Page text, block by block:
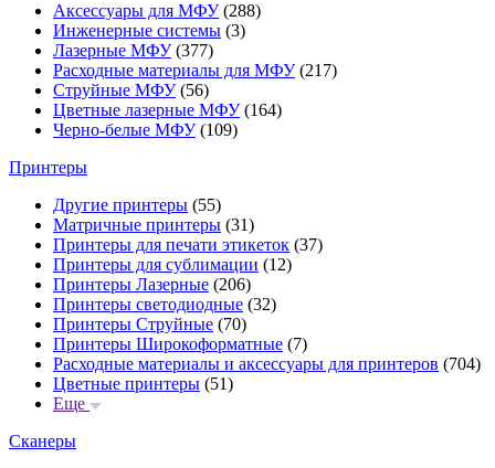
Аксессуары для МФУ(288)
Инженерные системы (3)
Лазерные МФУ(377)
Расходные материалы для МФУ(217)
Струйные МФУ(56)
Цветные лазерные МФУ(164)
Черно-белые МФУ(109)
Принтеры
Другие принтеры (55)
Матричные принтеры (31)
Принтеры для печати этикеток (37)
Принтеры для сублимации (12)
Принтеры Лазерные (206)
Принтеры светодиодные (32)
Принтеры Струйные (70)
Принтеры Широкоформатные (7)
Расходные материалы и аксессуары для принтеров (704)
Цветные принтеры (51)
Еще
Сканеры